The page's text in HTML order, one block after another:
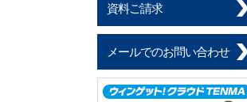
資料ご請求
メールでのお問い合わせ